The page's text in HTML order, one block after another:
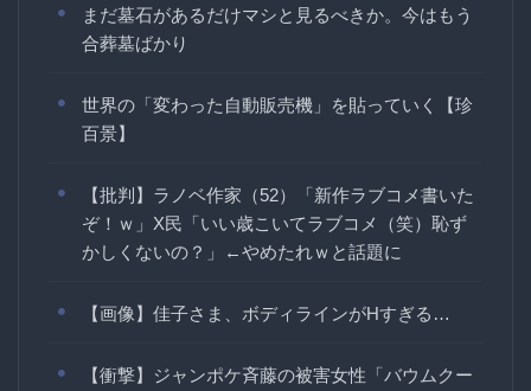
まだ墓石があるだけマシと見るべきか。今はもう
合葬墓ばかり
世界の「変わった自動販売機」を貼っていく【珍
百景】
【批判】ラノベ作家（52）「新作ラブコメ書いた
ぞ！ｗ」X民「いい歳こいてラブコメ（笑）恥ず
かしくないの？」←やめたれｗと話題に
【画像】佳子さま、ボディラインがHすぎる…
【衝撃】ジャンポケ斉藤の被害女性「バウムクー